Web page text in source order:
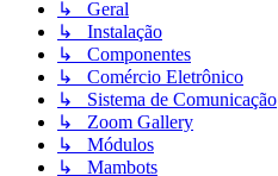
↳ Geral
↳ Instalação
↳ Componentes
↳ Comércio Eletrônico
↳ Sistema de Comunicação
↳ Zoom Gallery
↳ Módulos
↳ Mambots